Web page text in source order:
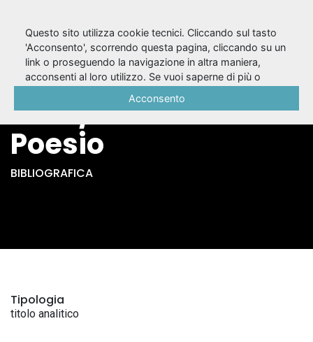
Incontro con Romolo
Valli / Paolo Emilio
Poesio
BIBLIOGRAFICA
Tipologia
titolo analitico
Questo sito utilizza cookie tecnici. Cliccando sul tasto
'Acconsento', scorrendo questa pagina, cliccando su un
link o proseguendo la navigazione in altra maniera,
acconsenti al loro utilizzo. Se vuoi saperne di più o
Acconsento